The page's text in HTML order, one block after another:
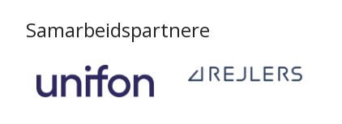
Samarbeidspartnere